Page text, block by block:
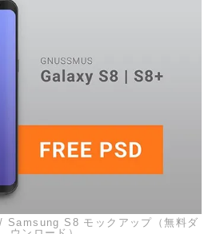
/ Samsung S8 モックアップ（無料ダ